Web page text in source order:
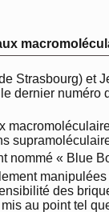
Strasbourg) et
dernier numéro
nommé « Blue
des
au point tel